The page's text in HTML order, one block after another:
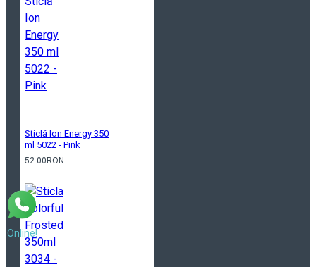
Sticlă Ion Energy 350
ml 5022 - Pink
52.00RON
Online!